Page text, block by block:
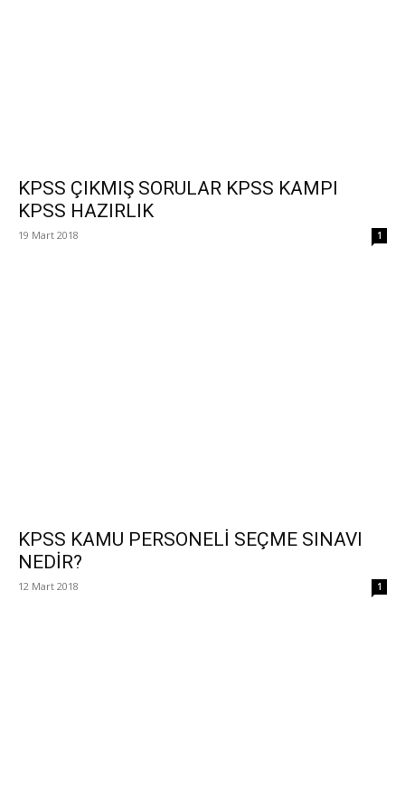
KPSS ÇIKMIŞ SORULAR KPSS KAMPI
KPSS HAZIRLIK
19 Mart 2018 1
KPSS KAMU PERSONELİ SEÇME SINAVI
NEDİR?
12 Mart 2018 1